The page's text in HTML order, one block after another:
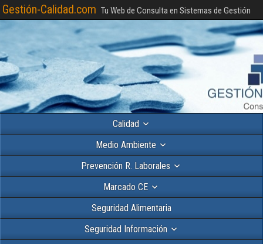
Gestión-Calidad.com Tu Web de Consulta en Sistemas de Gestión
Calidad
Medio Ambiente
Prevención R. Laborales
Marcado CE
Seguridad Alimentaria
Seguridad Información